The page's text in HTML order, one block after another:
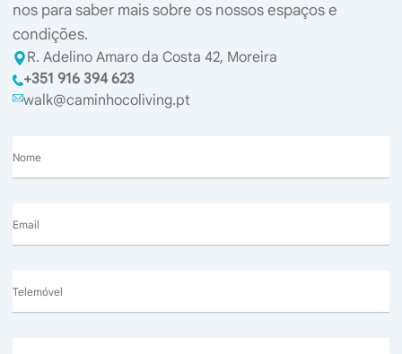
nos para saber mais sobre os nossos espaços e
condições.
R. Adelino Amaro da Costa 42, Moreira
+351 916 394 623
walk@caminhocoliving.pt